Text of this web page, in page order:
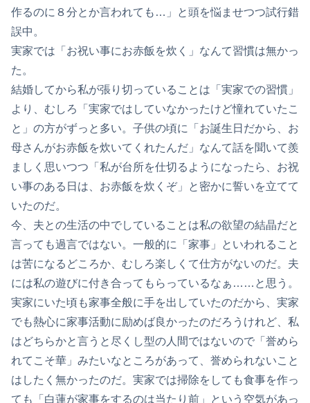
作るのに８分とか言われても…」と頭を悩ませつつ試行錯
誤中。
実家では「お祝い事にお赤飯を炊く」なんて習慣は無かっ
た。
結婚してから私が張り切っていることは「実家での習慣」
より、むしろ「実家ではしていなかったけど憧れていたこ
と」の方がずっと多い。子供の頃に「お誕生日だから、お
母さんがお赤飯を炊いてくれたんだ」なんて話を聞いて羨
ましく思いつつ「私が台所を仕切るようになったら、お祝
い事のある日は、お赤飯を炊くぞ」と密かに誓いを立てて
いたのだ。
今、夫との生活の中でしていることは私の欲望の結晶だと
言っても過言ではない。一般的に「家事」といわれること
は苦になるどころか、むしろ楽しくて仕方がないのだ。夫
には私の遊びに付き合ってもらっているなぁ……と思う。
実家にいた頃も家事全般に手を出していたのだから、実家
でも熱心に家事活動に励めば良かったのだろうけれど、私
はどちらかと言うと尽くし型の人間ではないので「誉めら
れてこそ華」みたいなところがあって、誉められないこと
はしたく無かったのだ。実家では掃除をしても食事を作っ
ても「白蓮が家事をするのは当たり前」という空気があっ